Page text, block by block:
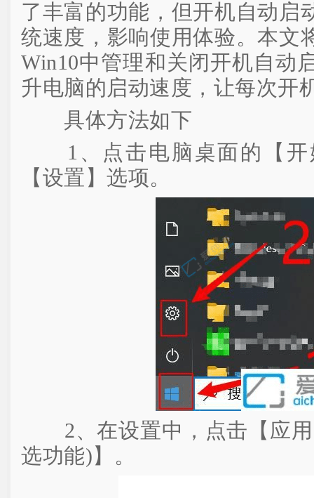
了丰富的功能，但开机自动启
统速度，影响使用体验。本文
Win10中管理和关闭开机自动
升电脑的启动速度，让每次开
具体方法如下
1、点击电脑桌面的【开
【设置】选项。
2、在设置中，点击【应用
选功能)】。